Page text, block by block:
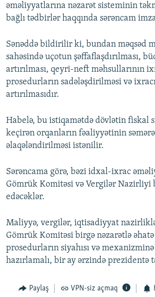
ARAŞDIRMA
VIDEO
FOTOQALEREYA
İNFOQRAFIKA
RADIO ARXIV
OXU ZALI
AZƏRBAYCAN ƏDƏBIYYATI KITABXANASI
İZ - MƏDƏNIYYƏT PROQRAMI
HAQQIMIZDA
MISSIYAMIZ
MATERIALLARIMIZDAN ISTIFADƏ
AZADLIQRADIOSU MOBIL TELEFONUNUZDA
XƏBƏR BÜLLETENLƏRIMIZ
BIZI IZLƏ
RFE/RL-in bütün saytları
əməliyyatlarına nəzarət sisteminin
bağlı tədbirlər haqqında sərəncam
Sənəddə bildirilir ki, bundan məqsəd
sahəsində uçotun şəffaflaşdırılması,
artırılması, qeyri-neft məhsullarının
prosedurların sadələşdirilməsi və
artırılmasıdır.
Habelə, bu istiqamətdə dövlətin fiskal
keçirən orqanların fəaliyyətinin
əlaqələndirilməsi istənilir.
Sərəncama görə, bəzi idxal-ixrac
Gömrük Komitəsi və Vergilər Nazirliyi
edəcəklər.
Maliyyə, vergilər, iqtisadiyyat
Gömrük Komitəsi birgə nəzarətlə
prosedurların siyahısı və
hazırlamalı, bir ay ərzində prezidentə
Paylaş VPN-siz açmaq